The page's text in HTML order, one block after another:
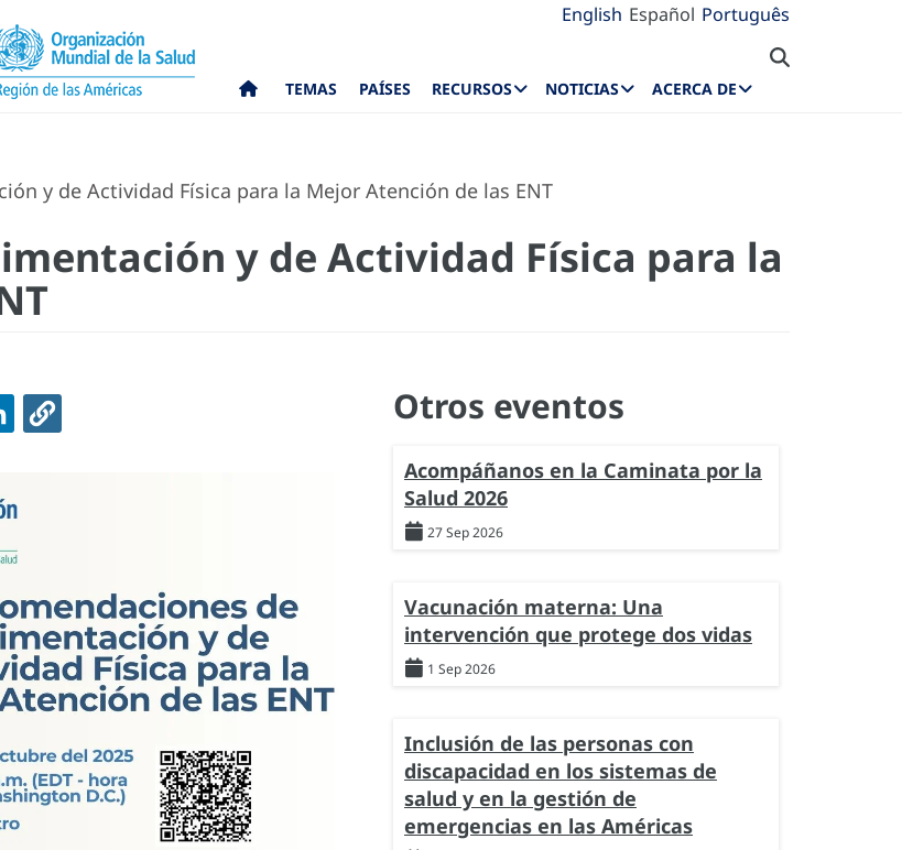
English Español Português
TEMAS PAÍSES RECURSOS NOTICIAS ACERCA DE
y de Actividad Física para la Mejor Atención de las ENT
y de Actividad Física para la
Otros eventos
Acompáñanos en la Caminata por la
Salud 2026
27 Sep 2026
Vacunación materna: Una
intervención que protege dos vidas
1 Sep 2026
Inclusión de las personas con
discapacidad en los sistemas de
salud y en la gestión de
emergencias en las Américas